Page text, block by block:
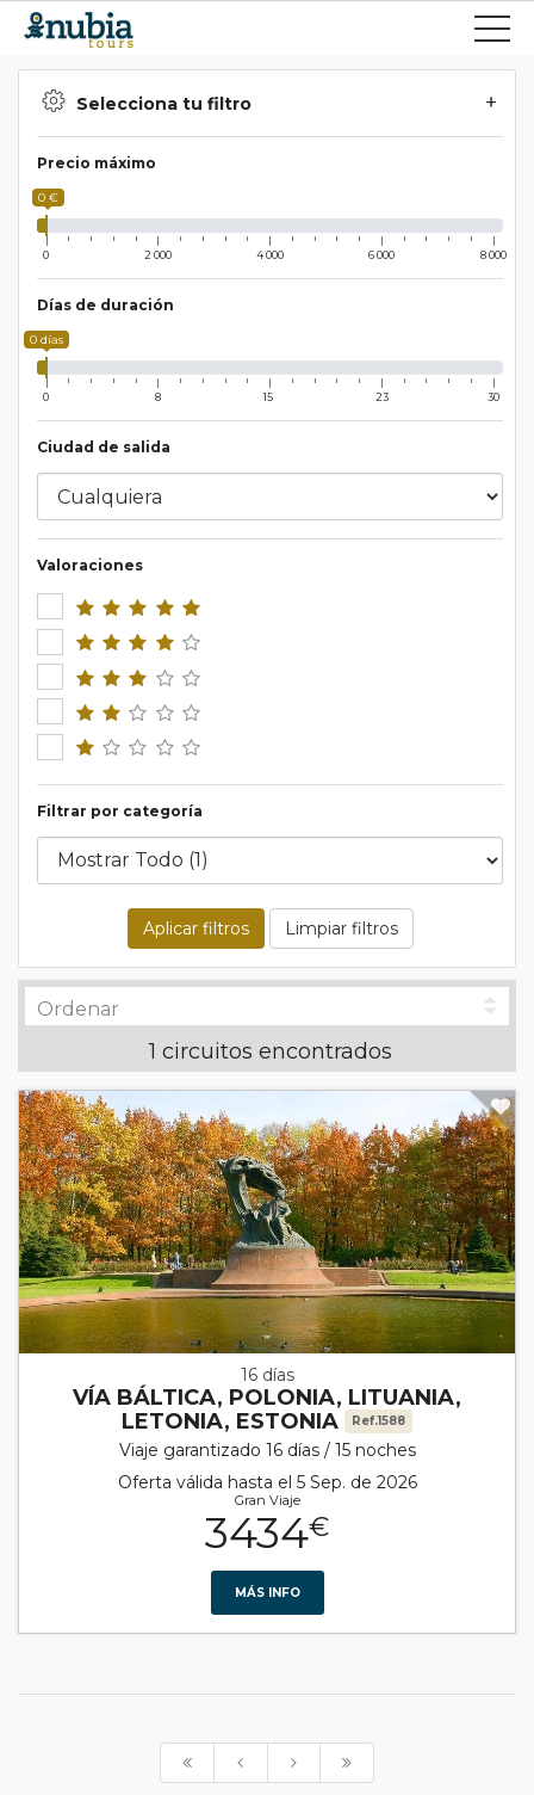
Selecciona tu filtro
Precio máximo
0 €
0 2 000 4 000 6 000 8 000
Días de duración
0 días
0 8 15 23 30
Ciudad de salida
Valoraciones
Filtrar por categoría
Aplicar filtros Limpiar filtros
1 circuitos encontrados
16 días
VÍA BÁLTICA, POLONIA, LITUANIA,
LETONIA, ESTONIA
Ref.1588
Viaje garantizado 16 días / 15 noches
Oferta válida hasta el 5 Sep. de 2026
Gran Viaje
3434€
MÁS INFO